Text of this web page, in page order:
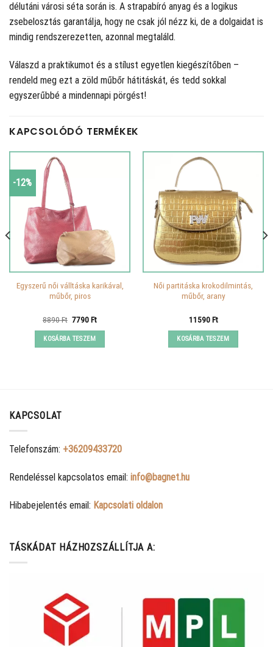
délutáni városi séta során is. A strapabíró anyag és a logikus
zsebelosztás garantálja, hogy ne csak jól nézz ki, de a dolgaidat is
mindig rendszerezetten, azonnal megtaláld.
Válaszd a praktikumot és a stílust egyetlen kiegészítőben –
rendeld meg ezt a zöld műbőr hátitáskát, és tedd sokkal
egyszerűbbé a mindennapi pörgést!
KAPCSOLÓDÓ TERMÉKEK
-12%
Egyszerű női válltáska karikával,
műbőr, piros
8890Ft Original
was:
8890 Ft.
7790FtCurrent
KOSÁRBA TESZEM
Női partitáska krokodilmintás,
műbőr, arany
11590Ft
KOSÁRBA TESZEM
KAPCSOLAT
Telefonszám: +36209433720
Rendeléssel kapcsolatos email: info@bagnet.hu
Hibabejelentés email: Kapcsolati oldalon
TÁSKÁDAT HÁZHOZSZÁLLÍTJA A: